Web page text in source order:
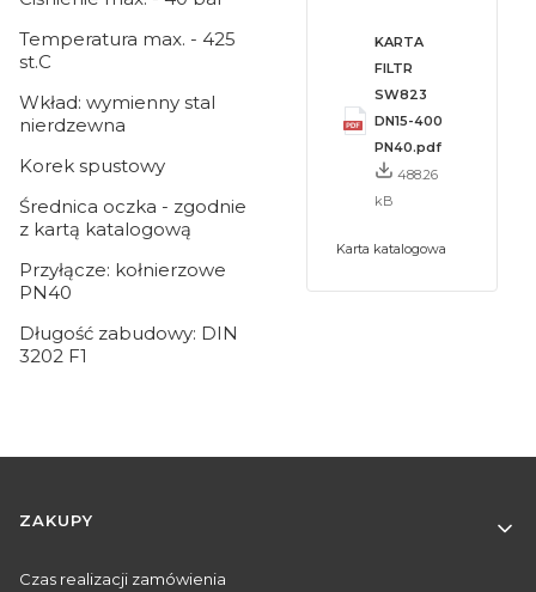
Temperatura max. - 425
st.C
Wkład: wymienny stal
nierdzewna
Korek spustowy
Średnica oczka - zgodnie
z kartą katalogową
Przyłącze: kołnierzowe
PN40
Długość zabudowy: DIN
3202 F1
KARTA
FILTR
SW823
DN15-400
PN40.pdf
488.26
kB
Karta katalogowa
Linki w stopce
ZAKUPY
Czas realizacji zamówienia